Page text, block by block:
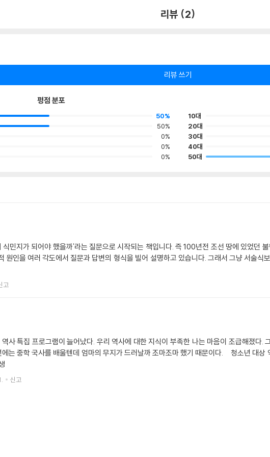
리뷰 (2)
리뷰 쓰기
평점 분포
50%
50%
0%
0%
0%
10대
20대
30대
40대
50대
민지가 되어야 했을까'라는 질문으로 시작되는 책입니다. 즉 100년전 조선 땅에 있었던
원인을 여러 각도에서 질문과 답변의 형식을 빌어 설명하고 있습니다. 그래서 그냥 서술식
고
사 특집 프로그램이 늘어났다. 우리 역사에 대한 지식이 부족한 나는 마음이 조급해졌다.
에는 중학 국사를 배울텐데 엄마의 무지가 드러날까 조마조마 했기 때문이다. 청소년 대상
신고